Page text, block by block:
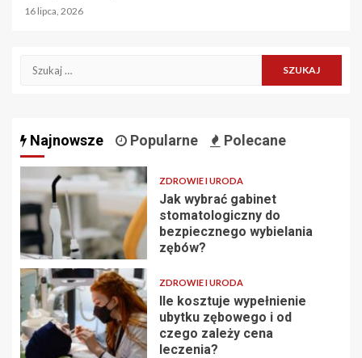
16 lipca, 2026
Szukaj:
Najnowsze Popularne Polecane
ZDROWIE I URODA
Jak wybrać gabinet
stomatologiczny do
bezpiecznego wybielania
zębów?
ZDROWIE I URODA
Ile kosztuje wypełnienie
ubytku zębowego i od
czego zależy cena
leczenia?